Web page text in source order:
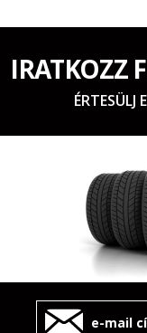
IRATKOZZ
ÉRTESÜLJ